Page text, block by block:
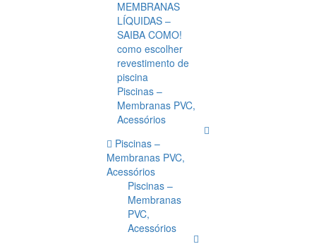
MEMBRANAS
LÍQUIDAS –
SAIBA COMO!
como escolher
revestimento de
piscina
Piscinas –
Membranas PVC,
Acessórios
Piscinas –
Membranas PVC,
Acessórios
Piscinas –
Membranas
PVC,
Acessórios